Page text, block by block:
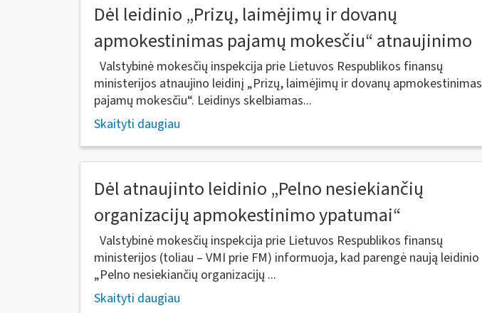
Dėl leidinio „Prizų, laimėjimų ir dovanų
apmokestinimas pajamų mokesčiu“ atnaujinimo
Valstybinė mokesčių inspekcija prie Lietuvos Respublikos finansų
ministerijos atnaujino leidinį „Prizų, laimėjimų ir dovanų apmokestinimas
pajamų mokesčiu“. Leidinys skelbiamas...
Skaityti daugiau
Dėl atnaujinto leidinio „Pelno nesiekiančių
organizacijų apmokestinimo ypatumai“
Valstybinė mokesčių inspekcija prie Lietuvos Respublikos finansų
ministerijos (toliau – VMI prie FM) informuoja, kad parengė naują leidinio
„Pelno nesiekiančių organizacijų ...
Skaityti daugiau